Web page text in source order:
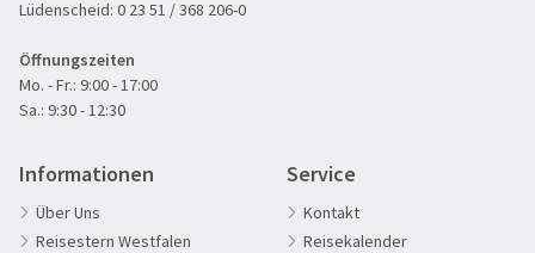
Lüdenscheid: 0 23 51 / 368 206-0
Öffnungszeiten
Mo. - Fr.: 9:00 - 17:00
Sa.: 9:30 - 12:30
Informationen
Über Uns
Reisestern Westfalen
Service
Kontakt
Reisekalender